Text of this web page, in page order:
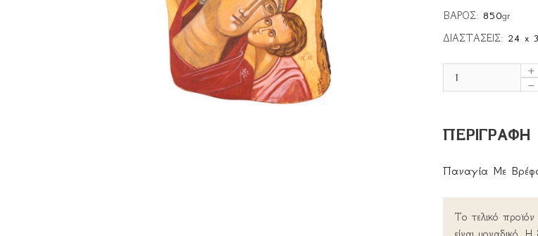
ΒΑΡΟΣ: 850gr
ΔΙΑΣΤΑΣΕΙΣ: 24 x
ΠΕΡΙΓΡΑΦΗ
Παναγία Με
Το τελικό